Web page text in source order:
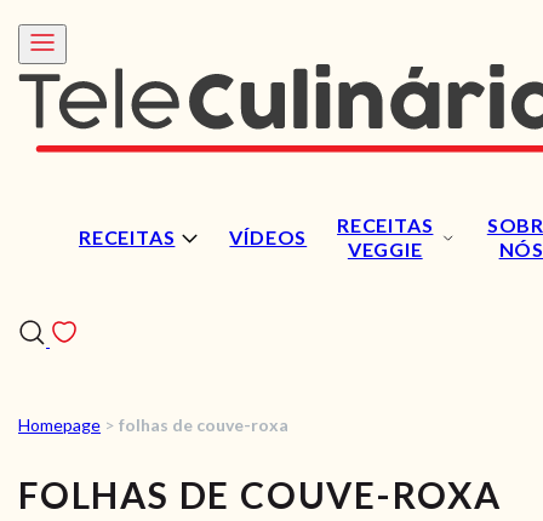
RECEITAS VÍDEOS
RECEITAS
VEGGIE
NÓS
RECEITAS
VÍDEOS
Homepage > folhas de couve-roxa
FOLHAS DE COUVE-ROXA